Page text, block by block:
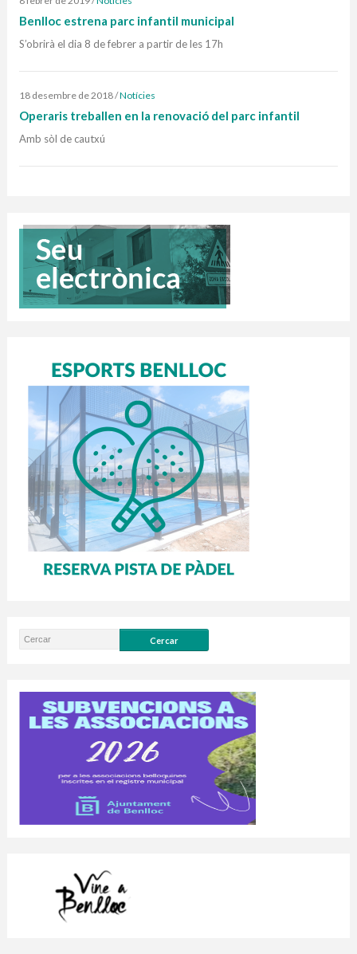
Benlloc estrena parc infantil municipal
S’obrirà el dia 8 de febrer a partir de les 17h
18 desembre de 2018/Notícies
Operaris treballen en la renovació del parc infantil
Amb sòl de cautxú